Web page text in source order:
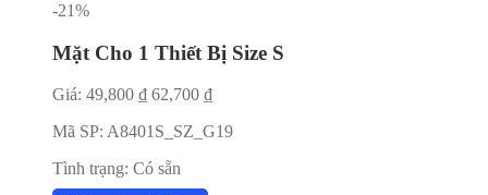
-21%
Mặt Cho 1 Thiết Bị Size S
Giá: 49,800 ₫ 62,700 ₫
Mã SP: A8401S_SZ_G19
Tình trạng: Có sẵn